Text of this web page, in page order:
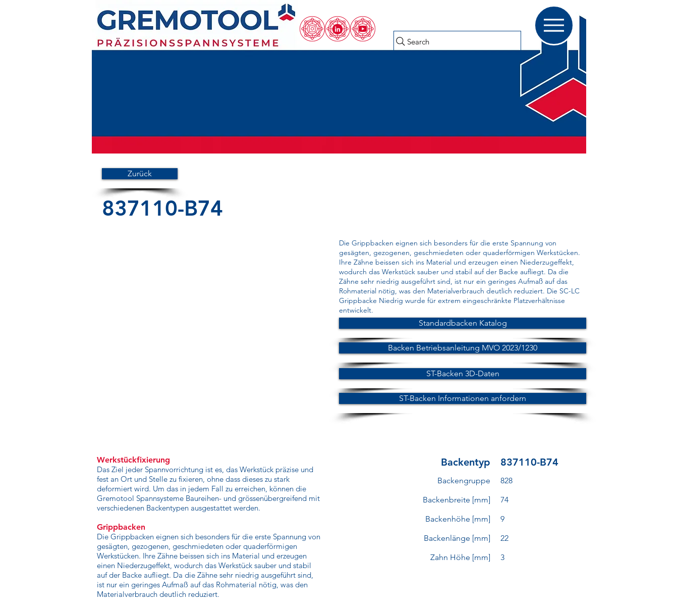
Search
Zurück
837110-B74
Die Grippbacken eignen sich besonders für die erste Spannung von
gesägten, gezogenen, geschmiedeten oder quaderförmigen Werkstücken.
Ihre Zähne beissen sich ins Material und erzeugen einen Niederzugeffekt,
wodurch das Werkstück sauber und stabil auf der Backe aufliegt. Da die
Zähne sehr niedrig ausgeführt sind, ist nur ein geringes Aufmaß auf das
Rohmaterial nötig, was den Materialverbrauch deutlich reduziert. Die SC-LC
Grippbacke Niedrig wurde für extrem eingeschränkte Platzverhältnisse
entwickelt.
Standardbacken Katalog
Backen Betriebsanleitung MVO 2023/1230
ST-Backen 3D-Daten
ST-Backen Informationen anfordern
Werkstückfixierung
Das Ziel jeder Spannvorrichtung ist es, das Werkstück präzise und
fest an Ort und Stelle zu fixieren, ohne dass dieses zu stark
deformiert wird. Um das in jedem Fall zu erreichen, können die
Gremotool Spannsysteme Baureihen- und grössenübergreifend mit
verschiedenen Backentypen ausgestattet werden.
Grippbacken
Die Grippbacken eignen sich besonders für die erste Spannung von
gesägten, gezogenen, geschmiedeten oder quaderförmigen
Werkstücken. Ihre Zähne beissen sich ins Material und erzeugen
einen Niederzugeffekt, wodurch das Werkstück sauber und stabil
auf der Backe aufliegt. Da die Zähne sehr niedrig ausgeführt sind,
ist nur ein geringes Aufmaß auf das Rohmaterial nötig, was den
Materialverbrauch deutlich reduziert.
Backentyp
Backengruppe
Backenbreite [mm]
Backenhöhe [mm]
Backenlänge [mm]
Zahn Höhe [mm]
837110-B74
828
74
9
22
3